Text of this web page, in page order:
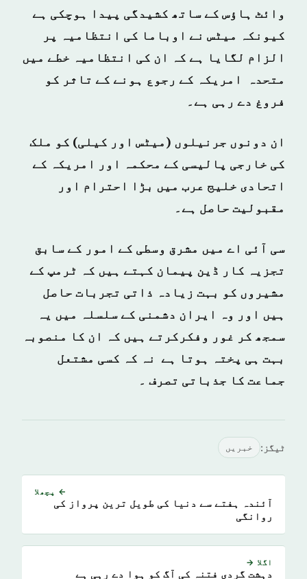
وائٹ ہاؤس کے ساتھ کشیدگی پیدا ہوچکی ہے
کیونکہ میٹس نے اوباما کی انتظامیہ پر
الزام لگایا ہے کہ ان کی انتظامیہ خطے میں
متحدہ امریکہ کے رجوع ہونے کے تاثر کو
فروغ دے رہی ہے۔
ان دونوں جرنیلوں (میٹس اور کیلی) کو ملک
کی خارجی پالیسی کے محکمہ اور امریکہ کے
اتحادی خلیج عرب میں بڑا احترام اور
مقبولیت حاصل ہے۔
سی آئی اے میں مشرق وسطی کے امور کے سابق
تجزیہ کار ڈین پیمان کہتے ہیں کہ ٹرمپ کے
مشیروں کو بہت زیادہ ذاتی تجربات حاصل
ہیں اور وہ ایران دشمنی کے سلسلہ میں یہ
سمجھ کر غور وفکرکرتے ہیں کہ ان کا منصوبہ
بہت ہی پختہ ہوتا ہے نہ کہ کسی مشتعل
جماعت کا جذباتی تصرف ۔
ٹیگز: خبريں
← پچھلا
آئندہ ہفتے سے دنیا کی طویل ترین پرواز کی
روانگی
اگلا →
دہشت گردی فتنہ کی آگ کو ہوا دے رہی ہے